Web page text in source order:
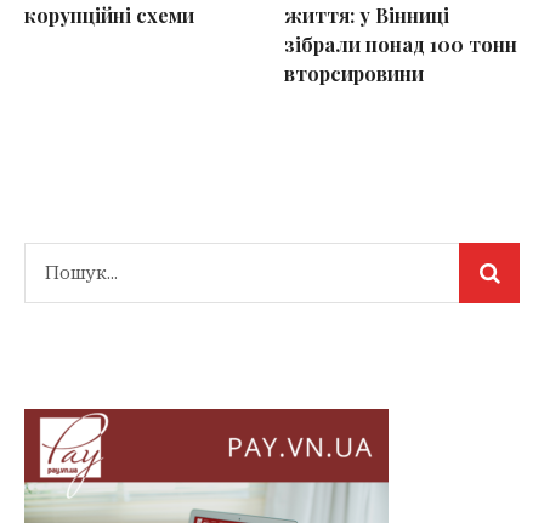
корупційні схеми
життя: у Вінниці
зібрали понад 100 тонн
вторсировини